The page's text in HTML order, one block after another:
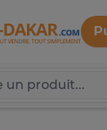
Expat-Dakar